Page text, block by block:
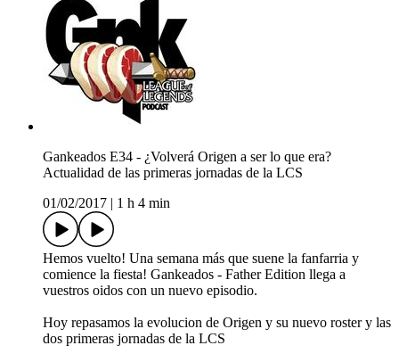
Gankeados E34 - ¿Volverá Origen a ser lo que era?
Actualidad de las primeras jornadas de la LCS
01/02/2017
1 h 4 min
Hemos vuelto! Una semana más que suene la fanfarria y
comience la fiesta! Gankeados - Father Edition llega a
vuestros oidos con un nuevo episodio.
Hoy repasamos la evolucion de Origen y su nuevo roster y las
dos primeras jornadas de la LCS